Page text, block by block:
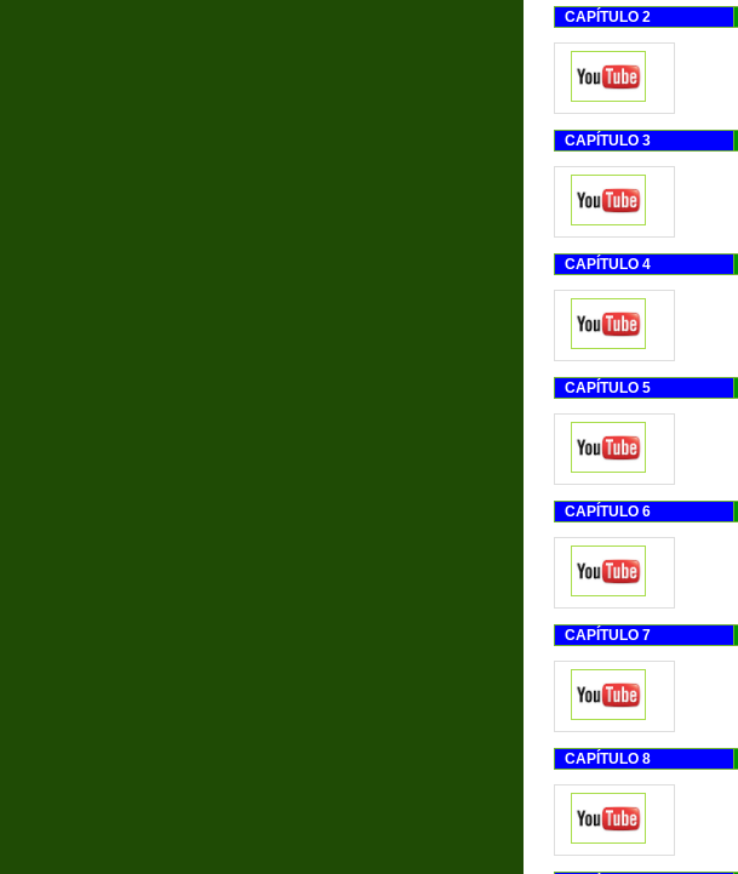
CAPÍTULO 2
CAPÍTULO 3
CAPÍTULO 4
CAPÍTULO 5
CAPÍTULO 6
CAPÍTULO 7
CAPÍTULO 8